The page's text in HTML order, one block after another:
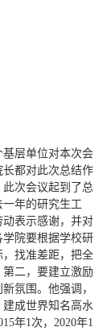
层单位对本次会
都对此次总结作
此次会议起到了总
年的研究生工
表示感谢，并对
学院要根据学校研
找准差距，把全
二，要建立激励
氛围。他强调，
建成世界知名高水
年1次，2020年1